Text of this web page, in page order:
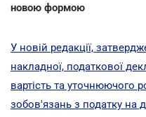
новою формою
У новій редакції,
накладної, податкової
вартість та уточнюючого
зобов'язань з податку на